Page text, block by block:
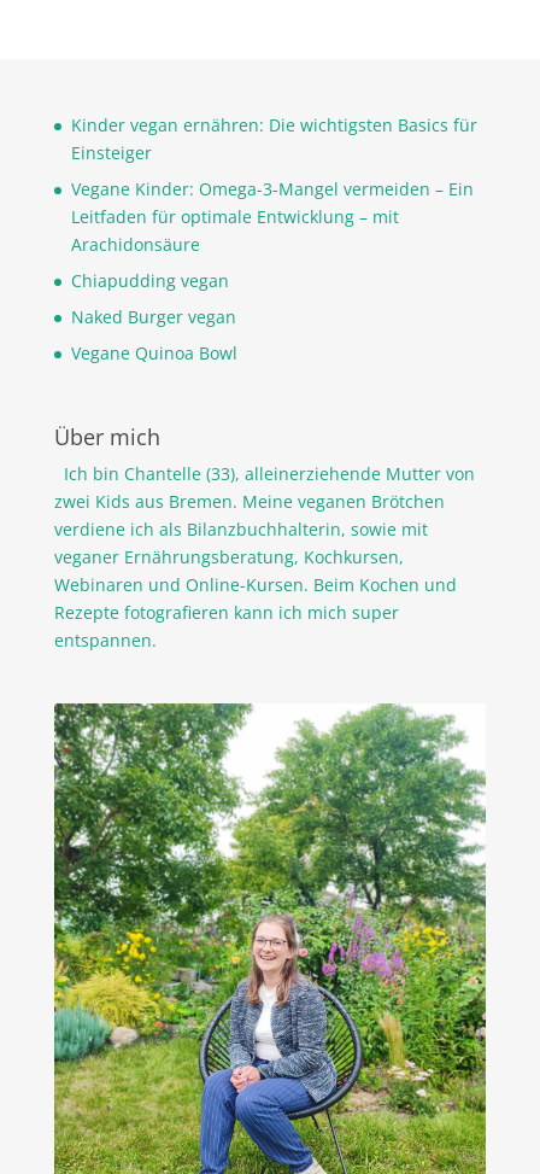
Kinder vegan ernähren: Die wichtigsten Basics für
Einsteiger
Vegane Kinder: Omega-3-Mangel vermeiden – Ein
Leitfaden für optimale Entwicklung – mit
Arachidonsäure
Chiapudding vegan
Naked Burger vegan
Vegane Quinoa Bowl
Über mich
Ich bin Chantelle (33), alleinerziehende Mutter von
zwei Kids aus Bremen. Meine veganen Brötchen
verdiene ich als Bilanzbuchhalterin, sowie mit
veganer Ernährungsberatung, Kochkursen,
Webinaren und Online-Kursen. Beim Kochen und
Rezepte fotografieren kann ich mich super
entspannen.